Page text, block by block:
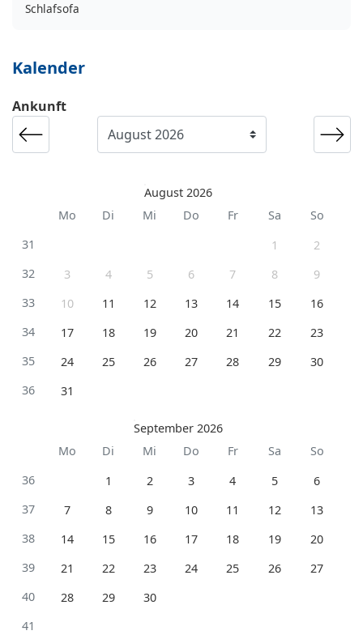
Schlafsofa
Kalender
Ankunft
August 2026
Mo
Di Mi Do Fr Sa
So
31
1
2
32
3 4 5 6 7 8
9
33
10 11 12 13 14 15
16
34
17 18 19 20 21 22
23
35
24 25 26 27 28 29
30
36
31
September 2026
Mo
Di Mi Do Fr Sa
So
36
1 2 3 4 5
6
37
7 8 9 10 11 12
13
38
14 15 16 17 18 19
20
39
21 22 23 24 25 26
27
40
28 29
30
41